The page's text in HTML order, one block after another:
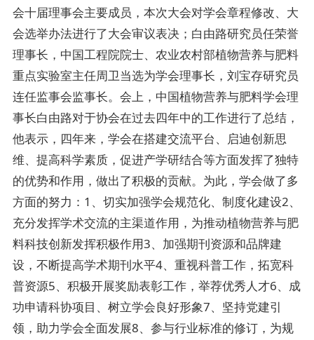
会十届理事会主要成员，本次大会对学会章程修改、大
会选举办法进行了大会审议表决；白由路研究员任荣誉
理事长，中国工程院院士、农业农村部植物营养与肥料
重点实验室主任周卫当选为学会理事长，刘宝存研究员
连任监事会监事长。会上，中国植物营养与肥料学会理
事长白由路对于协会在过去四年中的工作进行了总结，
他表示，四年来，学会在搭建交流平台、启迪创新思
维、提高科学素质，促进产学研结合等方面发挥了独特
的优势和作用，做出了积极的贡献。为此，学会做了多
方面的努力：1、切实加强学会规范化、制度化建设2、
充分发挥学术交流的主渠道作用，为推动植物营养与肥
料科技创新发挥积极作用3、加强期刊资源和品牌建
设，不断提高学术期刊水平4、重视科普工作，拓宽科
普资源5、积极开展奖励表彰工作，举荐优秀人才6、成
功申请科协项目、树立学会良好形象7、坚持党建引
领，助力学会全面发展8、参与行业标准的修订，为规